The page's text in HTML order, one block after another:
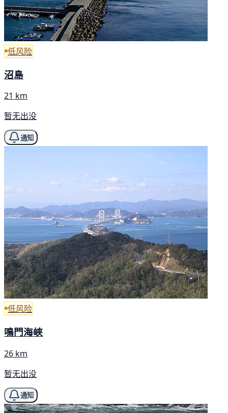
低风险
沼島
21 km
暂无出没
通知
低风险
鳴門海峽
26 km
暂无出没
通知